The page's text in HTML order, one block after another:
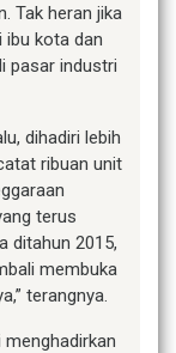
Tak heran jika
ibu kota dan
pasar industri
dihadiri lebih
ribuan unit
terus
ditahun 2015,
membuka
terangnya.
menghadirkan